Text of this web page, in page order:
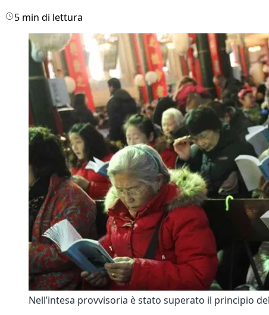
5 min di lettura
Nell’intesa provvisoria è stato superato il principio